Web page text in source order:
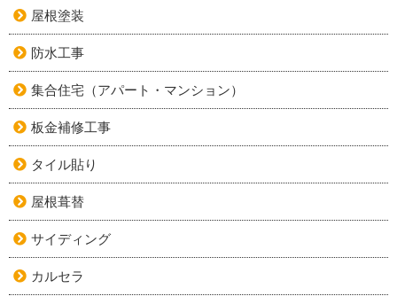
屋根塗装
防水工事
集合住宅（アパート・マンション）
板金補修工事
タイル貼り
屋根葺替
サイディング
カルセラ